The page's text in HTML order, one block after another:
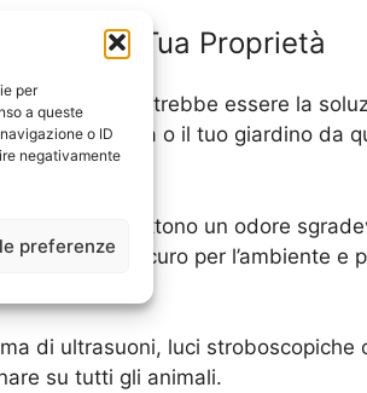
per
a queste
o ID
negativamente
preferenze
la Tua Proprietà
volatili potrebbe essere la
la tua casa o il tuo giardino da
prodotti emettono un odore
repellente sicuro per l’ambiente e
di ultrasuoni, luci stroboscopiche
su tutti gli animali.